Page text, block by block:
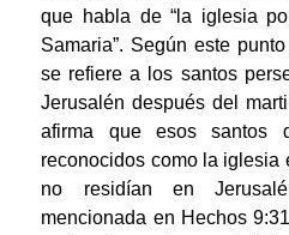
que habla de “la iglesia
Samaria”. Según este
se refiere a los santos
Jerusalén después del
afirma que esos santos
reconocidos como la iglesia
no residían en
mencionada en Hechos